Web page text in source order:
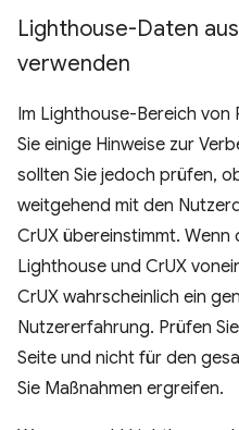
Lighthouse-Daten
verwenden
Im Lighthouse-Bereich von
Sie einige Hinweise zur
sollten Sie jedoch prüfen,
weitgehend mit den
CrUX übereinstimmt. Wenn
Lighthouse und CrUX
CrUX wahrscheinlich ein
Nutzererfahrung. Prüfen
Seite und nicht für den
Sie Maßnahmen ergreifen.